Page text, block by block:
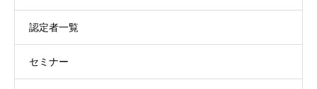
認定者一覧
セミナー